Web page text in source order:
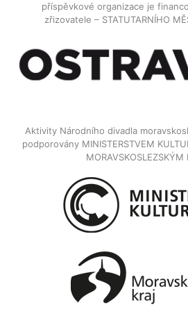
příspěvkové organizace je
zřizovatele – STATUTARNÍHO
Aktivity Národního divadla
podporovány MINISTERSTVEM
MORAVSKOSLEZSKÝM